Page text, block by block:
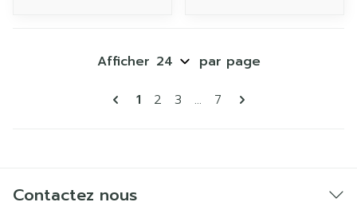
Pages
Vous lisez actuellement la page
1 Page
2 Page
3 ... Page
7
Afficher par page
Contactez nous